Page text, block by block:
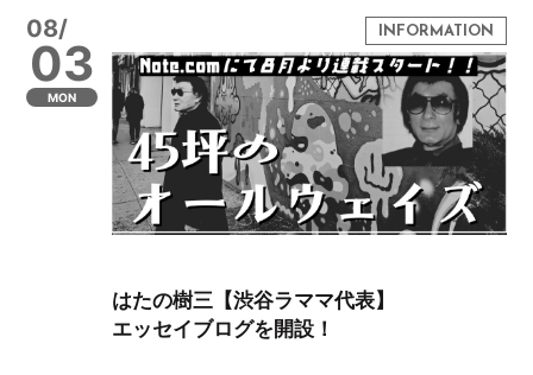
08/
03
MON
はたの樹三【渋谷ラママ代表】
エッセイブログを開設！